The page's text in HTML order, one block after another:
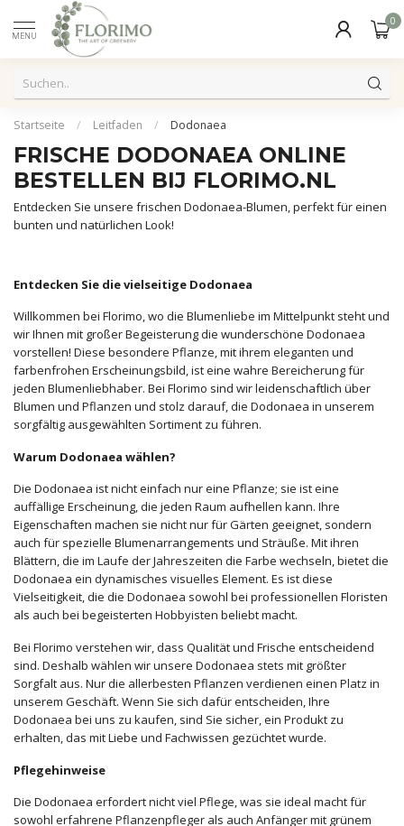
MENU
0
Startseite / Leitfaden / Dodonaea
FRISCHE DODONAEA ONLINE
BESTELLEN BIJ FLORIMO.NL
Entdecken Sie unsere frischen Dodonaea-Blumen, perfekt für einen
bunten und natürlichen Look!
Entdecken Sie die vielseitige Dodonaea
Willkommen bei Florimo, wo die Blumenliebe im Mittelpunkt steht und
wir Ihnen mit großer Begeisterung die wunderschöne Dodonaea
vorstellen! Diese besondere Pflanze, mit ihrem eleganten und
farbenfrohen Erscheinungsbild, ist eine wahre Bereicherung für
jeden Blumenliebhaber. Bei Florimo sind wir leidenschaftlich über
Blumen und Pflanzen und stolz darauf, die Dodonaea in unserem
sorgfältig ausgewählten Sortiment zu führen.
Warum Dodonaea wählen?
Die Dodonaea ist nicht einfach nur eine Pflanze; sie ist eine
auffällige Erscheinung, die jeden Raum aufhellen kann. Ihre
Eigenschaften machen sie nicht nur für Gärten geeignet, sondern
auch für spezielle Blumenarrangements und Sträuße. Mit ihren
Blättern, die im Laufe der Jahreszeiten die Farbe wechseln, bietet die
Dodonaea ein dynamisches visuelles Element. Es ist diese
Vielseitigkeit, die die Dodonaea sowohl bei professionellen Floristen
als auch bei begeisterten Hobbyisten beliebt macht.
Bei Florimo verstehen wir, dass Qualität und Frische entscheidend
sind. Deshalb wählen wir unsere Dodonaea stets mit größter
Sorgfalt aus. Nur die allerbesten Pflanzen verdienen einen Platz in
unserem Geschäft. Wenn Sie sich dafür entscheiden, Ihre
Dodonaea bei uns zu kaufen, sind Sie sicher, ein Produkt zu
erhalten, das mit Liebe und Fachwissen gezüchtet wurde.
Pflegehinweise
Die Dodonaea erfordert nicht viel Pflege, was sie ideal macht für
sowohl erfahrene Pflanzenpfleger als auch Anfänger mit grünem